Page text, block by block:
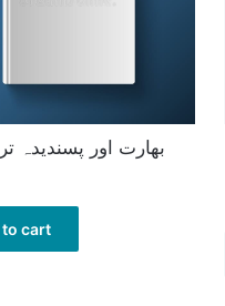
بھارت اور پسندیدہ
cart